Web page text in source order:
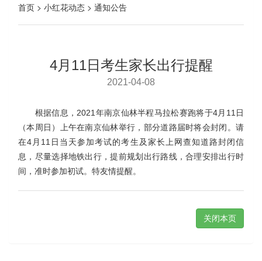
首页 > 小红花动态 > 通知公告
4月11日考生家长出行提醒
2021-04-08
根据信息，2021年南京仙林半程马拉松赛跑将于4月11日
（本周日）上午在南京仙林举行，部分道路届时将会封闭。请
在4月11日当天参加考试的考生及家长上网查知道路封闭信
息，尽量选择地铁出行，提前规划出行路线，合理安排出行时
间，准时参加初试。特友情提醒。
关闭本页